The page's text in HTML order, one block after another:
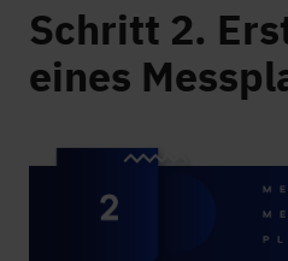
Schritt 2.
eines